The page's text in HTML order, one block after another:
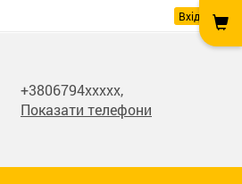
Вхід
+3806794xxxxx,
Показати телефони